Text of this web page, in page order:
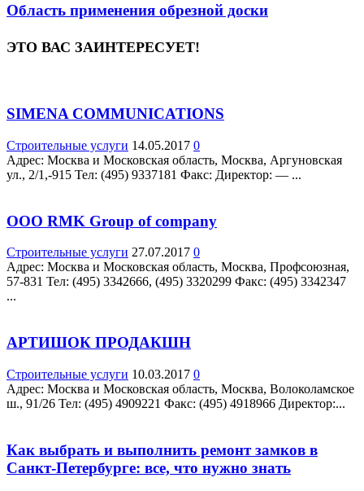
Область применения обрезной доски
ЭТО ВАС ЗАИНТЕРЕСУЕТ!
SIMENA COMMUNICATIONS
Строительные услуги 14.05.2017 0
Адрес: Москва и Московская область, Москва, Аргуновская
ул., 2/1,-915 Teл: (495) 9337181 Факс: Директор: — ...
ООО RMK Group of company
Строительные услуги 27.07.2017 0
Адрес: Москва и Московская область, Москва, Профсоюзная,
57-831 Teл: (495) 3342666, (495) 3320299 Факс: (495) 3342347
...
АРТИШОК ПРОДАКШН
Строительные услуги 10.03.2017 0
Адрес: Москва и Московская область, Москва, Волоколамское
ш., 91/26 Teл: (495) 4909221 Факс: (495) 4918966 Директор:...
Как выбрать и выполнить ремонт замков в
Санкт-Петербурге: все, что нужно знать